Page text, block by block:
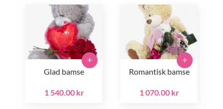
Glad bamse
1 540.00 kr
+
Romantisk bamse
1 070.00 kr
+